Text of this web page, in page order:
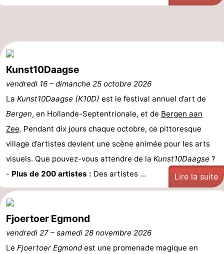
-
Nature
Duin
-
Katwijk
-
La
-
Rockanje
Météo
Contact
Kunst10Daagse
vendredi 16 – dimanche 25 octobre 2026
La Kunst10Daagse (K10D) est le festival annuel d’art de
Bergen, en Hollande-Septentrionale, et de Bergen aan
Zee. Pendant dix jours chaque octobre, ce pittoresque
village d’artistes devient une scène animée pour les arts
visuels. Que pouvez-vous attendre de la Kunst10Daagse ?
- Plus de 200 artistes : Des artistes ... Lire la suite
Fjoertoer Egmond
vendredi 27 – samedi 28 novembre 2026
Le Fjoertoer Egmondest une promenade magique en